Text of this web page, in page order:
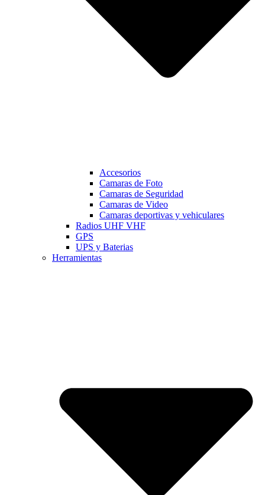
Accesorios
Camaras de Foto
Camaras de Seguridad
Camaras de Video
Camaras deportivas y vehiculares
Radios UHF VHF
GPS
UPS y Baterias
Herramientas